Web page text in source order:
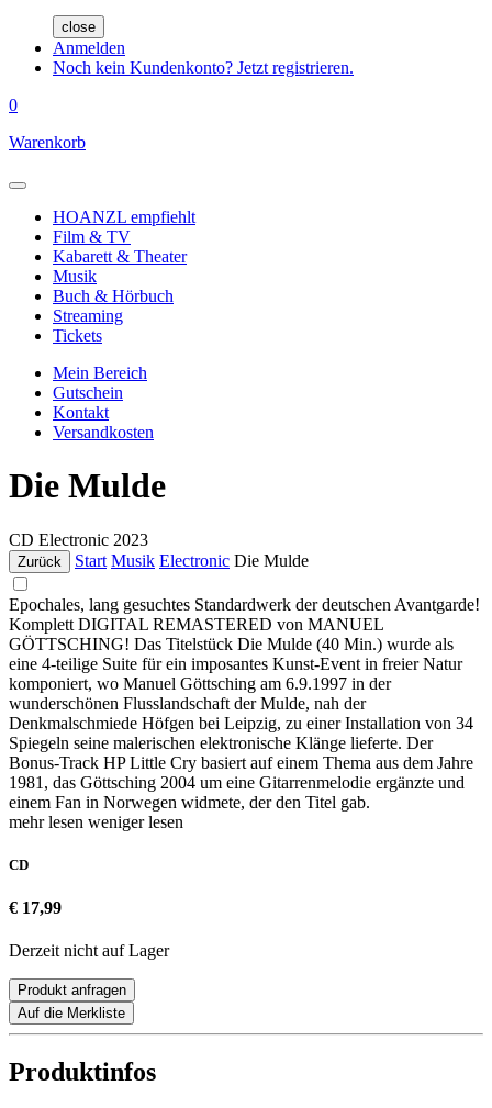
close
Anmelden
Noch kein Kundenkonto? Jetzt registrieren.
0
Warenkorb
HOANZL empfiehlt
Film & TV
Kabarett & Theater
Musik
Buch & Hörbuch
Streaming
Tickets
Mein Bereich
Gutschein
Kontakt
Versandkosten
Die Mulde
CD Electronic 2023
Zurück Start Musik Electronic Die Mulde
Epochales, lang gesuchtes Standardwerk der deutschen Avantgarde!
Komplett DIGITAL REMASTERED von MANUEL
GÖTTSCHING! Das Titelstück Die Mulde (40 Min.) wurde als
eine 4-teilige Suite für ein imposantes Kunst-Event in freier Natur
komponiert, wo Manuel Göttsching am 6.9.1997 in der
wunderschönen Flusslandschaft der Mulde, nah der
Denkmalschmiede Höfgen bei Leipzig, zu einer Installation von 34
Spiegeln seine malerischen elektronische Klänge lieferte. Der
Bonus-Track HP Little Cry basiert auf einem Thema aus dem Jahre
1981, das Göttsching 2004 um eine Gitarrenmelodie ergänzte und
einem Fan in Norwegen widmete, der den Titel gab.
mehr lesen weniger lesen
CD
€ 17,99
Derzeit nicht auf Lager
Produkt anfragen
Auf die Merkliste
Produktinfos